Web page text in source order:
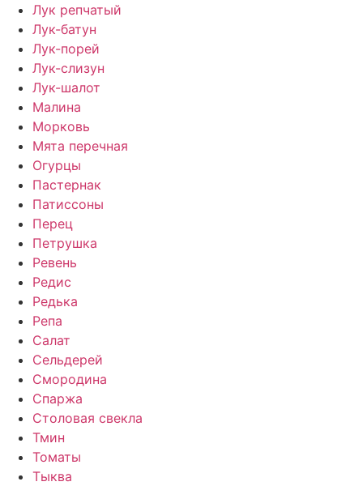
Лук репчатый
Лук-батун
Лук-порей
Лук-слизун
Лук-шалот
Малина
Морковь
Мята перечная
Огурцы
Пастернак
Патиссоны
Перец
Петрушка
Ревень
Редис
Редька
Репа
Салат
Сельдерей
Смородина
Спаржа
Столовая свекла
Тмин
Томаты
Тыква